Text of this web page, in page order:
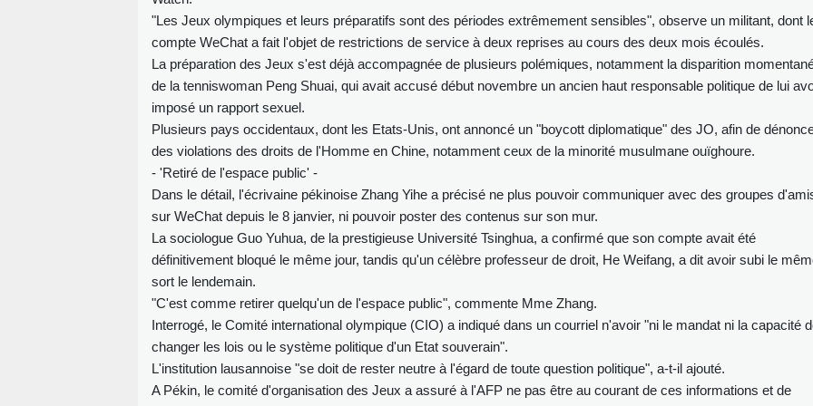
"Les Jeux olympiques et leurs préparatifs sont des périodes extrêmement sensibles", observe un militant, dont
compte WeChat a fait l'objet de restrictions de service à deux reprises au cours des deux mois écoulés.
La préparation des Jeux s'est déjà accompagnée de plusieurs polémiques, notamment la disparition
de la tenniswoman Peng Shuai, qui avait accusé début novembre un ancien haut responsable politique de lui
imposé un rapport sexuel.
Plusieurs pays occidentaux, dont les Etats-Unis, ont annoncé un "boycott diplomatique" des JO, afin de
des violations des droits de l'Homme en Chine, notamment ceux de la minorité musulmane ouïghoure.
- 'Retiré de l'espace public' -
Dans le détail, l'écrivaine pékinoise Zhang Yihe a précisé ne plus pouvoir communiquer avec des groupes
sur WeChat depuis le 8 janvier, ni pouvoir poster des contenus sur son mur.
La sociologue Guo Yuhua, de la prestigieuse Université Tsinghua, a confirmé que son compte avait été
définitivement bloqué le même jour, tandis qu'un célèbre professeur de droit, He Weifang, a dit avoir subi le
sort le lendemain.
"C'est comme retirer quelqu'un de l'espace public", commente Mme Zhang.
Interrogé, le Comité international olympique (CIO) a indiqué dans un courriel n'avoir "ni le mandat ni la capacité
changer les lois ou le système politique d'un Etat souverain".
L'institution lausannoise "se doit de rester neutre à l'égard de toute question politique", a-t-il ajouté.
A Pékin, le comité d'organisation des Jeux a assuré à l'AFP ne pas être au courant de ces informations et de